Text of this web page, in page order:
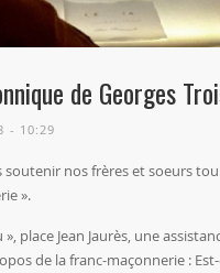
de Georges
- 10:29
soutenir nos frères et soeurs
».
», place Jean Jaurès, une
de la franc-maçonnerie :